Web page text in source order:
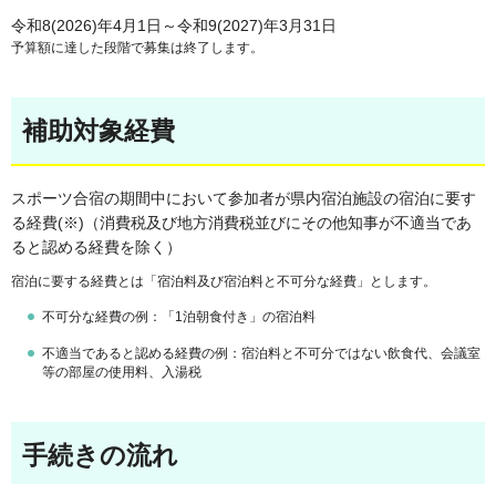
令和8(2026)年4月1日～令和9(2027)年3月31日
予算額に達した段階で募集は終了します。
補助対象経費
スポーツ合宿の期間中において参加者が県内宿泊施設の宿泊に要す
る経費(※)（消費税及び地方消費税並びにその他知事が不適当であ
ると認める経費を除く）
宿泊に要する経費とは「宿泊料及び宿泊料と不可分な経費」とします。
不可分な経費の例：「1泊朝食付き」の宿泊料
不適当であると認める経費の例：宿泊料と不可分ではない飲食代、会議室
等の部屋の使用料、入湯税
手続きの流れ